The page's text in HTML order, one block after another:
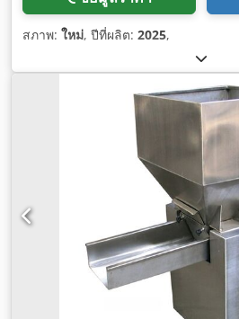
สภาพ: ใหม่, ปีที่ผลิต: 2025,